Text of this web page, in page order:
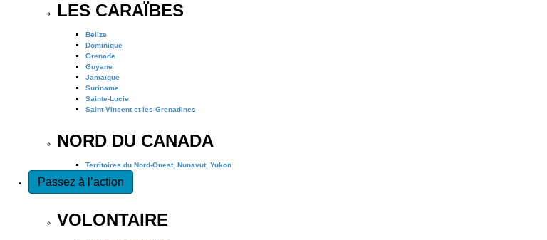
LES CARAÏBES
Belize
Dominique
Grenade
Guyane
Jamaïque
Suriname
Sainte-Lucie
Saint-Vincent-et-les-Grenadines
NORD DU CANADA
Territoires du Nord-Ouest, Nunavut, Yukon
Passez à l’action
VOLONTAIRE